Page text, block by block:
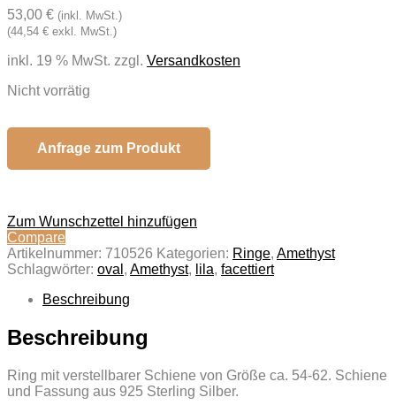
53,00 € (inkl. MwSt.)
(44,54 € exkl. MwSt.)
inkl. 19 % MwSt. zzgl. Versandkosten
Nicht vorrätig
Anfrage zum Produkt
Zum Wunschzettel hinzufügen
Compare
Artikelnummer: 710526 Kategorien: Ringe, Amethyst
Schlagwörter: oval , Amethyst, lila, facettiert
Beschreibung
Beschreibung
Ring mit verstellbarer Schiene von Größe ca. 54-62. Schiene
und Fassung aus 925 Sterling Silber.